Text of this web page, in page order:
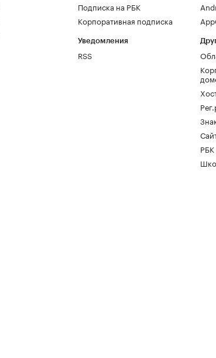
Подписка на РБК
Корпоративная подписка
Уведомления
RSS